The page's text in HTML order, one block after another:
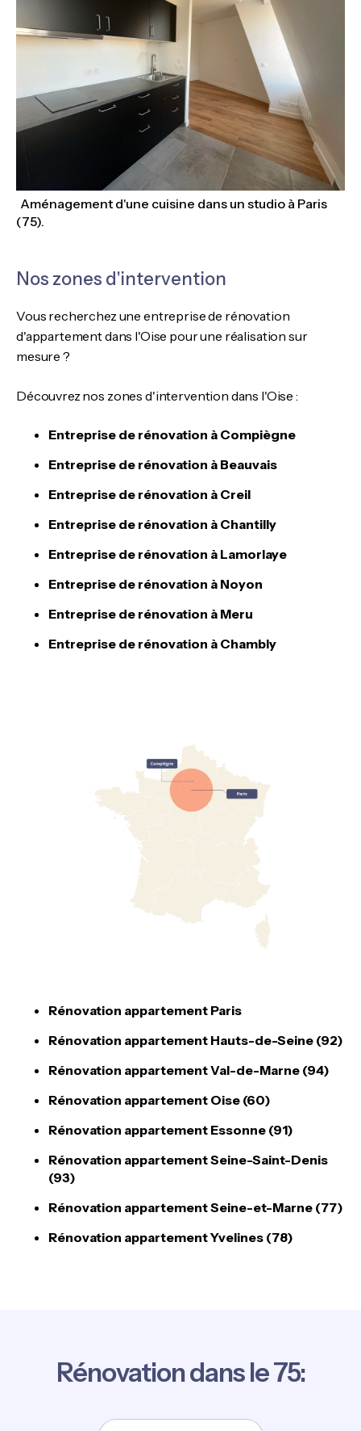
Aménagement d'une cuisine dans un studio à Paris
(75).
Nos zones d'intervention
Vous recherchez une entreprise de rénovation
d'appartement dans l'Oise pour une réalisation sur
mesure ?
Découvrez nos zones d'intervention dans l'Oise :
Entreprise de rénovation à Compiègne
Entreprise de rénovation à Beauvais
Entreprise de rénovation à Creil
Entreprise de rénovation à Chantilly
Entreprise de rénovation à Lamorlaye
Entreprise de rénovation à Noyon
Entreprise de rénovation à Meru
Entreprise de rénovation à Chambly
Rénovation appartement Paris
Rénovation appartement Hauts-de-Seine (92)
Rénovation appartement Val-de-Marne (94)
Rénovation appartement Oise (60)
Rénovation appartement Essonne (91)
Rénovation appartement Seine-Saint-Denis
(93)
Rénovation appartement Seine-et-Marne (77)
Rénovation appartement Yvelines (78)
Rénovation dans le 75: